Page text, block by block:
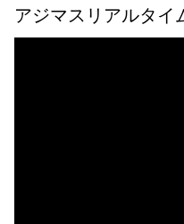
アジマスリアルタイ